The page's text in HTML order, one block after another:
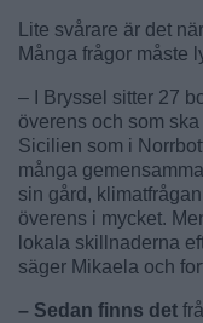
Lite svårare är det
Många frågor måste
– I Bryssel sitter 27
överens och som
Sicilien som i
många
sin gård,
överens i mycket.
lokala skillnaderna
säger Mikaela och
– Sedan finns det